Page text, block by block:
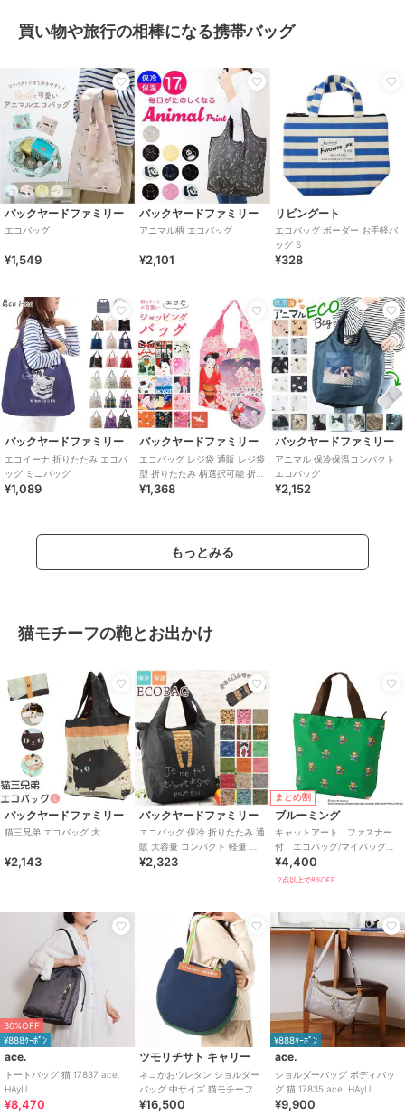
買い物や旅行の相棒になる携帯バッグ
バックヤードファミリー
エコバッグ
¥1,549
バックヤードファミリー
アニマル柄 エコバッグ
¥2,101
リビングート
エコバッグ ボーダー お手軽バ
ッグ S
¥328
バックヤードファミリー
エコイーナ 折りたたみ エコバ
ッグ ミニバッグ
¥1,089
バックヤードファミリー
エコバッグ レジ袋 通販 レジ袋
型 折りたたみ 柄選択可能 折り
畳み 簡単 コンパクト コンビニ
¥1,368
バックヤードファミリー
アニマル 保冷保温コンパクト
エコバッグ
¥2,152
もっとみる
猫モチーフの鞄とお出かけ
バックヤードファミリー
猫三兄弟 エコバッグ 大
¥2,143
バックヤードファミリー
エコバッグ 保冷 折りたたみ 通
販 大容量 コンパクト 軽量 軽
い おしゃれ かわいい ネコ 猫
¥2,323
まとめ割
ブルーミング
キャットアート ファスナー
付 エコバッグ/マイバッグ
（パッケージ入り）三つ目猫
がとおる
¥4,400
2点以上で8%OFF
30%OFF
¥888ｸｰﾎﾟﾝ
ace.
トートバッグ 猫 17837 ace.
HAyU
¥8,470
ツモリチサト キャリー
ネコかおウレタン ショルダー
バッグ 中サイズ 猫モチーフ
¥16,500
¥888ｸｰﾎﾟﾝ
ace.
ショルダーバッグ ボディバッ
グ 猫 17835 ace. HAyU
¥9,900